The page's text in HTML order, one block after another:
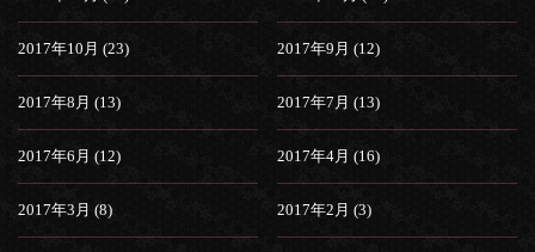
2017年10月 (23) 2017年9月 (12)
2017年8月 (13) 2017年7月 (13)
2017年6月 (12) 2017年4月 (16)
2017年3月 (8) 2017年2月 (3)